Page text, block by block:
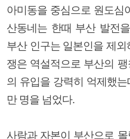
아미동을 중심으로 원도심
산동네는 한때 부산 발전
부산 인구는 일본인을 제외
쟁은 역설적으로 부산의
의 유입을 강력히 억제했
만 명을 넘었다.
사람과 자본이 부산으로